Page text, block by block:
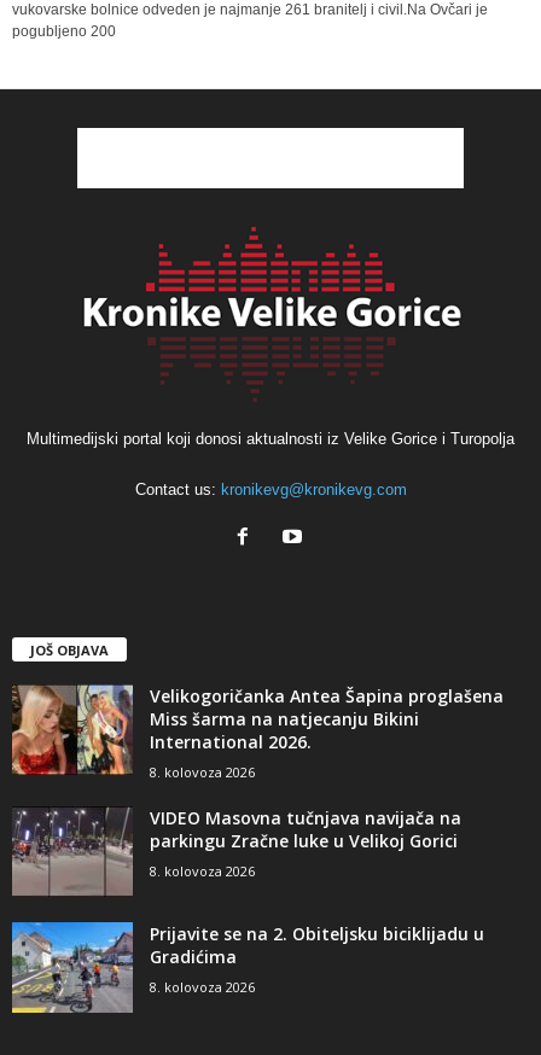
vukovarske bolnice odveden je najmanje 261 branitelj i civil.Na Ovčari je
pogubljeno 200
Multimedijski portal koji donosi aktualnosti iz Velike Gorice i Turopolja
Contact us: kronikevg@kronikevg.com
JOŠ OBJAVA
Velikogoričanka Antea Šapina proglašena
Miss šarma na natjecanju Bikini
International 2026.
8. kolovoza 2026
VIDEO Masovna tučnjava navijača na
parkingu Zračne luke u Velikoj Gorici
8. kolovoza 2026
Prijavite se na 2. Obiteljsku biciklijadu u
Gradićima
8. kolovoza 2026